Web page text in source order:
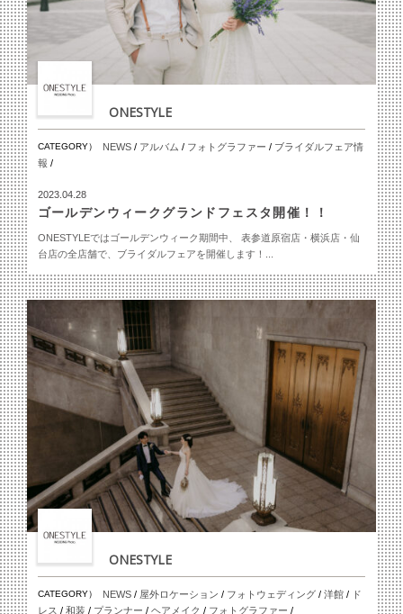
ONESTYLE
CATEGORY） NEWS/ アルバム / フォトグラファー / ブライダルフェア情
報 /
2023.04.28
ゴールデンウィークグランドフェスタ開催！！
ONESTYLEではゴールデンウィーク期間中、 表参道原宿店・横浜店・仙
台店の全店舗で、ブライダルフェアを開催します！...
ONESTYLE
CATEGORY） NEWS/ 屋外ロケーション / フォトウェディング/ 洋館/ ド
レス / 和装 / プランナー / ヘアメイク / フォトグラファー /